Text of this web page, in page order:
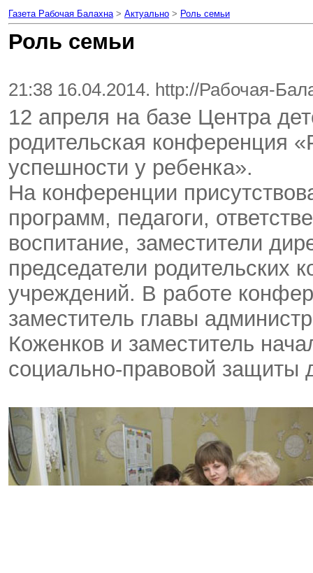
Газета Рабочая Балахна> Актуально > Роль семьи
Роль семьи
21:38 16.04.2014. http://Рабочая-
12 апреля на базе Центра
родительская конференция
успешности у ребенка».
На конференции
программ, педагоги,
воспитание, заместители
председатели родительских
учреждений. В работе
заместитель главы
Коженков и заместитель
социально-правовой защиты